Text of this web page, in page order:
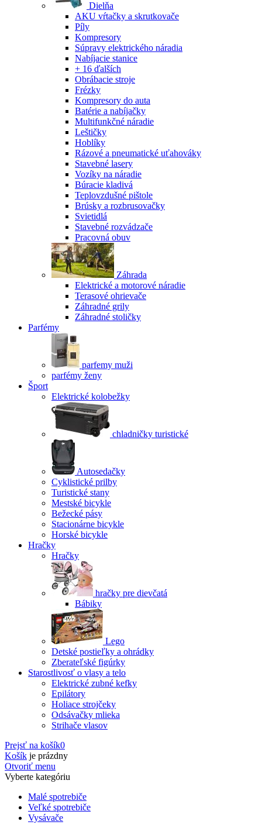
Dielňa
AKU vŕtačky a skrutkovače
Píly
Kompresory
Súpravy elektrického náradia
Nabíjacie stanice
+ 16 ďalších
Obrábacie stroje
Frézky
Kompresory do auta
Batérie a nabíjačky
Multifunkčné náradie
Leštičky
Hoblíky
Rázové a pneumatické uťahováky
Stavebné lasery
Vozíky na náradie
Búracie kladivá
Teplovzdušné pištole
Brúsky a rozbrusovačky
Svietidlá
Stavebné rozvádzače
Pracovná obuv
Záhrada
Elektrické a motorové náradie
Terasové ohrievače
Záhradné grily
Záhradné stoličky
Parfémy
parfemy muži
parfémy ženy
Šport
Elektrické kolobežky
chladničky turistické
Autosedačky
Cyklistické prilby
Turistické stany
Mestské bicykle
Bežecké pásy
Stacionárne bicykle
Horské bicykle
Hračky
Hračky
hračky pre dievčatá
Bábiky
Lego
Detské postieľky a ohrádky
Zberateľské figúrky
Starostlivosť o vlasy a telo
Elektrické zubné kefky
Epilátory
Holiace strojčeky
Odsávačky mlieka
Strihače vlasov
Prejsť na košík0
Košík je prázdny
Otvoriť menu
Vyberte kategóriu
Malé spotrebiče
Veľké spotrebiče
Vysávače